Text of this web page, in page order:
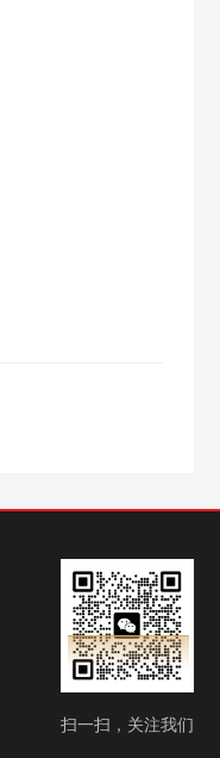
扫一扫，关注我们